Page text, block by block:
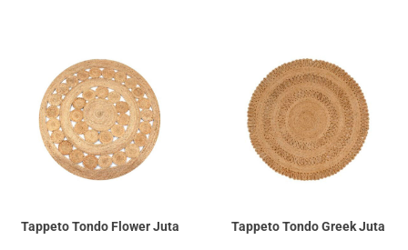
Tappeto Tondo Flower Juta Tappeto Tondo Greek Juta